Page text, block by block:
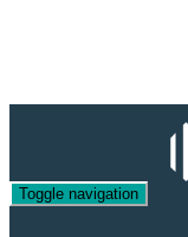
Toggle navigation